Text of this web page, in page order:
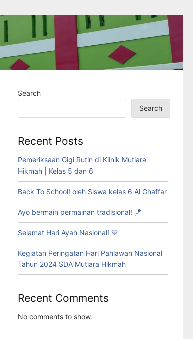
Search
Search
Recent Posts
Pemeriksaan Gigi Rutin di Klinik Mutiara
Hikmah | Kelas 5 dan 6
Back To School! oleh Siswa kelas 6 Al Ghaffar
Ayo bermain permainan tradisional! 🪁
Selamat Hari Ayah Nasional! 💙
Kegiatan Peringatan Hari Pahlawan Nasional
Tahun 2024 SDA Mutiara Hikmah
Recent Comments
No comments to show.